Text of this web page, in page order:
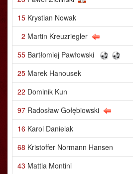
15 Krystian Nowak
2 Martin Kreuzriegler
55 Bartłomiej Pawłowski
25 Marek Hanousek
22 Dominik Kun
97 Radosław Gołębiowski
16 Karol Danielak
68 Kristoffer Normann Hansen
43 Mattia Montini